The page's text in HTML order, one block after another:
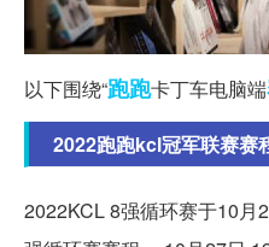
以下围绕“跑跑卡丁车电脑端
2022跑跑kcl冠军联赛赛
2022KCL 8强循环赛于10月